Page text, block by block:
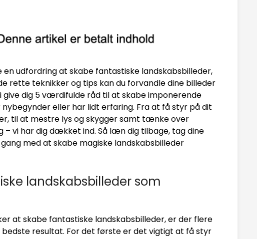
udfordring at skabe fantastiske landskabsbilleder,
rette teknikker og tips kan du forvandle dine billeder
dig 5 værdifulde råd til at skabe imponerende
eller har lidt erfaring. Fra at få styr på dit
til at mestre lys og skygger samt tænke over
– vi har dig dækket ind. Så læn dig tilbage, tag dine
med at skabe magiske landskabsbilleder
landskabsbilleder som
at skabe fantastiske landskabsbilleder, er der flere
resultat. For det første er det vigtigt at få styr